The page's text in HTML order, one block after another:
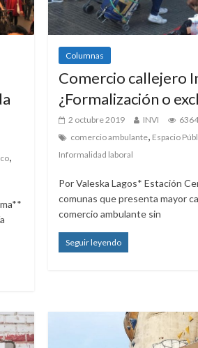
Columnas
Comercio callejero
¿Formalización o
2 octubre 2019 INVI
comercio ambulante Espacio
Informalidad laboral
Por Valeska Lagos* Estación
comunas que presenta mayor
comercio ambulante sin
Seguir leyendo